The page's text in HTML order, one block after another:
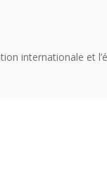
internationale et